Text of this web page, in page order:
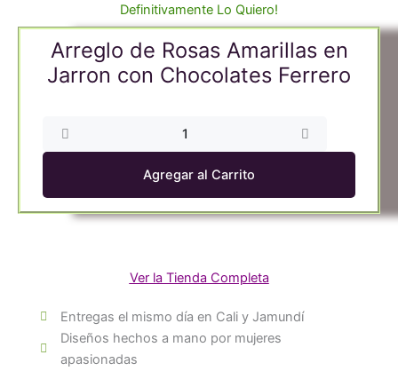
Definitivamente Lo Quiero!
Arreglo de Rosas Amarillas en
Jarron con Chocolates Ferrero
en
Chocolates
cantidad
Agregar al Carrito
Ver la Tienda Completa
Entregas el mismo día en Cali y Jamundí
Diseños hechos a mano por mujeres
apasionadas